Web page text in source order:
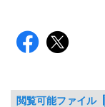
閲覧可能ファイル